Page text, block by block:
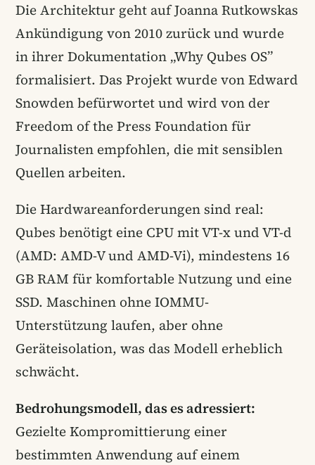
Die Architektur geht auf Joanna Rutkowskas
Ankündigung von 2010 zurück und wurde
in ihrer Dokumentation „Why Qubes OS”
formalisiert. Das Projekt wurde von Edward
Snowden befürwortet und wird von der
Freedom of the Press Foundation für
Journalisten empfohlen, die mit sensiblen
Quellen arbeiten.
Die Hardwareanforderungen sind real:
Qubes benötigt eine CPU mit VT-x und VT-d
(AMD: AMD-V und AMD-Vi), mindestens 16
GB RAM für komfortable Nutzung und eine
SSD. Maschinen ohne IOMMU-
Unterstützung laufen, aber ohne
Geräteisolation, was das Modell erheblich
schwächt.
Bedrohungsmodell, das es adressiert:
Gezielte Kompromittierung einer
bestimmten Anwendung auf einem